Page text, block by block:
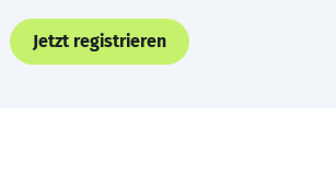
Jetzt registrieren